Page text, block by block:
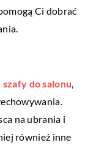
Ci dobrać
szafy do salonu,
na ubrania i
również inne